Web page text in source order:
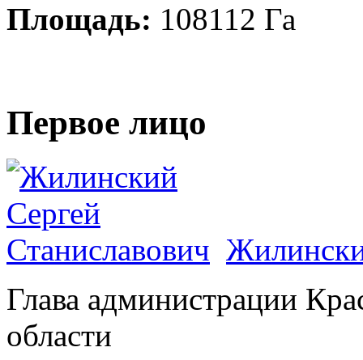
Площадь: 108112 Га
Первое лицо
Глава администрации
области